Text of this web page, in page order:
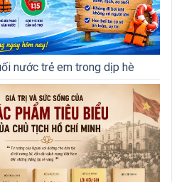
nước trẻ em trong dịp hè